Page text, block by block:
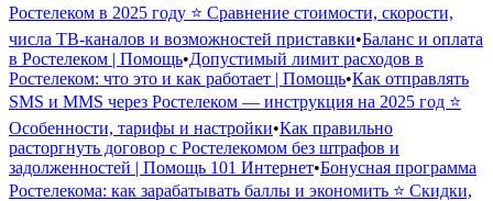
Ростелеком в 2025 году ⭐ Сравнение стоимости, скорости,
числа ТВ-каналов и возможностей приставки•Баланс и оплата
в Ростелеком | Помощь•Допустимый лимит расходов в
Ростелеком: что это и как работает | Помощь•Как отправлять
SMS и MMS через Ростелеком — инструкция на 2025 год ⭐
Особенности, тарифы и настройки•Как правильно
расторгнуть договор с Ростелекомом без штрафов и
задолженностей | Помощь 101 Интернет•Бонусная программа
Ростелекома: как зарабатывать баллы и экономить ⭐ Скидки,